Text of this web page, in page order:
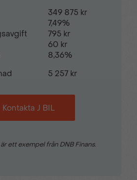
Mellanvägg med
genomlastningslucka
bak Radio
349 875 kr
7,49%
795 kr
60 kr
8,36%
5 257 kr
Kontakta J BIL
ett exempel från DNB Finans.